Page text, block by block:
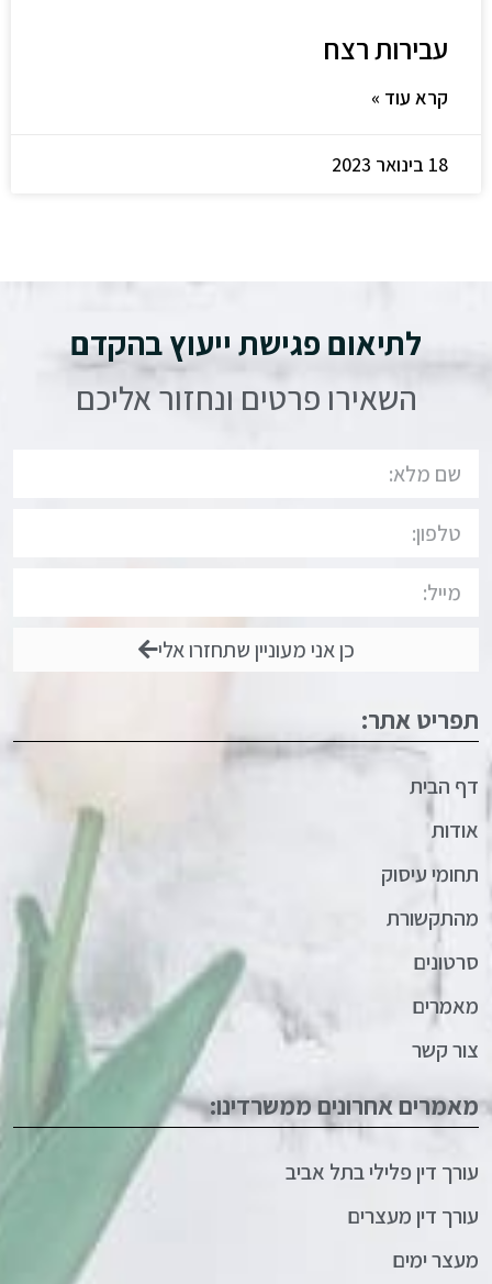
עבירות רצח
קרא עוד »
18 בינואר 2023
לתיאום פגישת ייעוץ בהקדם
השאירו פרטים ונחזור אליכם
כן אני מעוניין שתחזרו אלי
תפריט אתר:
דף הבית
אודות
תחומי עיסוק
מהתקשורת
סרטונים
מאמרים
צור קשר
מאמרים אחרונים ממשרדינו:
עורך דין פלילי בתל אביב
עורך דין מעצרים
מעצר ימים